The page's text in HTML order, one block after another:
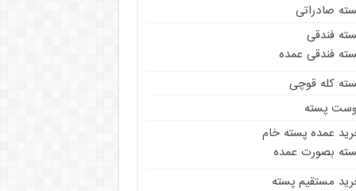
صادراتی
فندقی
فندقی عمده
کله قوچی
پسته
عمده پسته خام
بصورت عمده
مستقیم پسته